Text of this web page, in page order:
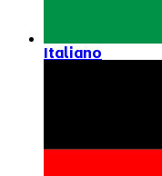
Italiano